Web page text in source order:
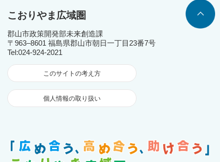
こおりやま広域圏
郡山市政策開発部未来創造課
〒963‒8601 福島県郡山市朝日一丁目23番7号
Tel:024-924-2021
このサイトの考え方
個人情報の取り扱い